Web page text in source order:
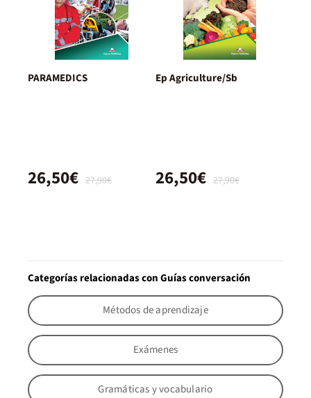
PARAMEDICS
27,90€
26,50€
Ep Agriculture/Sb
27,90€
26,50€
Categorías relacionadas con Guías conversación
Métodos de aprendizaje
Exámenes
Gramáticas y vocabulario